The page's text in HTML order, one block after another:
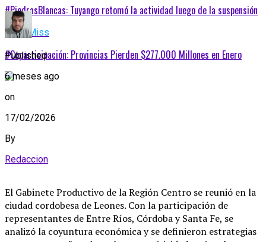
#PiedrasBlancas: Tuyango retomó la actividad luego de la suspensión
Don't Miss
#Coparticipación: Provincias Pierden $277.000 Millones en Enero
Published
6 meses ago
on
17/02/2026
By
Redaccion
El Gabinete Productivo de la Región Centro se reunió en la
ciudad cordobesa de Leones. Con la participación de
representantes de Entre Ríos, Córdoba y Santa Fe, se
analizó la coyuntura económica y se definieron estrategias